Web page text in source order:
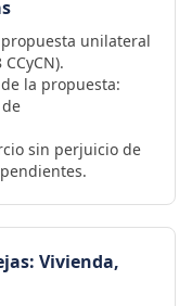
unilateral
la propuesta:
sin perjuicio de
Vivienda,